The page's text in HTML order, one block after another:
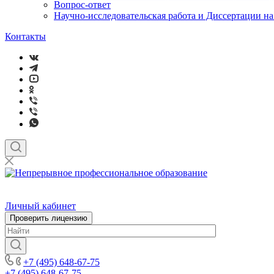
Вопрос-ответ
Научно-исследовательская работа и Диссертации
Контакты
Личный кабинет
Проверить лицензию
+7 (495) 648-67-75